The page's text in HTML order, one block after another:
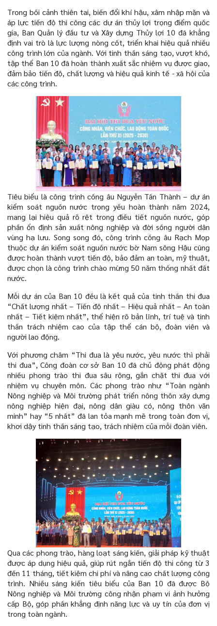
Trong bối cảnh thiên tai, biến đổi khí hậu, xâm nhập mặn và
áp lực tiến độ thi công các dự án thủy lợi trọng điểm quốc
gia, Ban Quản lý đầu tư và Xây dựng Thủy lợi 10 đã khẳng
định vai trò là lực lượng nòng cốt, triển khai hiệu quả nhiều
công trình lớn của ngành. Với tinh thần sáng tạo, vượt khó,
tập thể Ban 10 đã hoàn thành xuất sắc nhiệm vụ được giao,
đảm bảo tiến độ, chất lượng và hiệu quả kinh tế - xã hội của
các công trình.
Tiêu biểu là công trình cống âu Nguyễn Tấn Thành – dự án
kiểm soát nguồn nước trọng yếu hoàn thành năm 2024,
mang lại hiệu quả rõ rệt trong điều tiết nguồn nước, góp
phần ổn định sản xuất nông nghiệp và đời sống người dân
vùng hạ lưu. Song song đó, công trình cống âu Rạch Mọp
thuộc dự án kiểm soát nguồn nước bờ Nam sông Hậu cũng
được hoàn thành vượt tiến độ, bảo đảm an toàn, mỹ thuật,
được chọn là công trình chào mừng 50 năm thống nhất đất
nước.
Mỗi dự án của Ban 10 đều là kết quả của tinh thần thi đua
“Chất lượng nhất – Tiến độ nhất – Hiệu quả nhất – An toàn
nhất – Tiết kiệm nhất”, thể hiện rõ bản lĩnh, trí tuệ và tinh
thần trách nhiệm cao của tập thể cán bộ, đoàn viên và
người lao động.
Với phương châm “Thi đua là yêu nước, yêu nước thì phải
thi đua”, Công đoàn cơ sở Ban 10 đã chủ động phát động
nhiều phong trào thi đua sâu rộng, gắn chặt thi đua với
nhiệm vụ chuyên môn. Các phong trào như “Toàn ngành
Nông nghiệp và Môi trường phát triển nông thôn xây dựng
nông nghiệp hiện đại, nông dân giàu có, nông thôn văn
minh” hay “5 nhất” đã lan tỏa mạnh mẽ trong toàn đơn vị,
khơi dậy tinh thần sáng tạo, trách nhiệm của mỗi đoàn viên.
Qua các phong trào, hàng loạt sáng kiến, giải pháp kỹ thuật
được áp dụng hiệu quả, giúp rút ngắn tiến độ thi công từ 3
đến 11 tháng, tiết kiệm chi phí và nâng cao chất lượng công
trình. Nhiều sáng kiến tiêu biểu của Ban 10 đã được Bộ
Nông nghiệp và Môi trường công nhận phạm vi ảnh hưởng
cấp Bộ, góp phần khẳng định năng lực và uy tín của đơn vị
trong toàn ngành.